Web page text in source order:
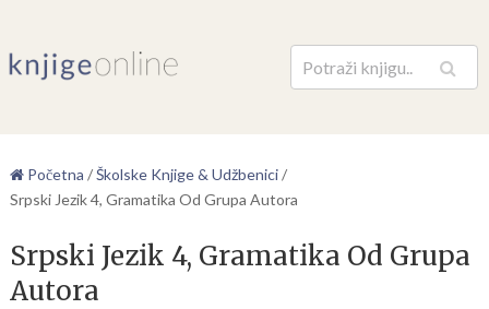
Pretraga
Početna /Školske Knjige & Udžbenici/
Srpski Jezik 4, Gramatika Od Grupa Autora
Srpski Jezik 4, Gramatika Od Grupa
Autora